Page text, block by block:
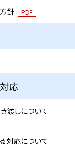
針 PDF
応
渡しについて
対応について